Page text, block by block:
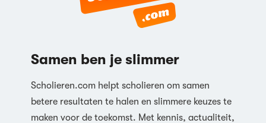
Samen ben je slimmer
Scholieren.com helpt scholieren om samen
betere resultaten te halen en slimmere keuzes te
maken voor de toekomst. Met kennis, actualiteit,